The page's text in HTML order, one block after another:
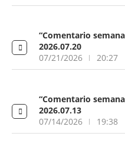
“Comentario
2026.07.20
07/21/2026
20:27
“Comentario
2026.07.13
07/14/2026
19:38